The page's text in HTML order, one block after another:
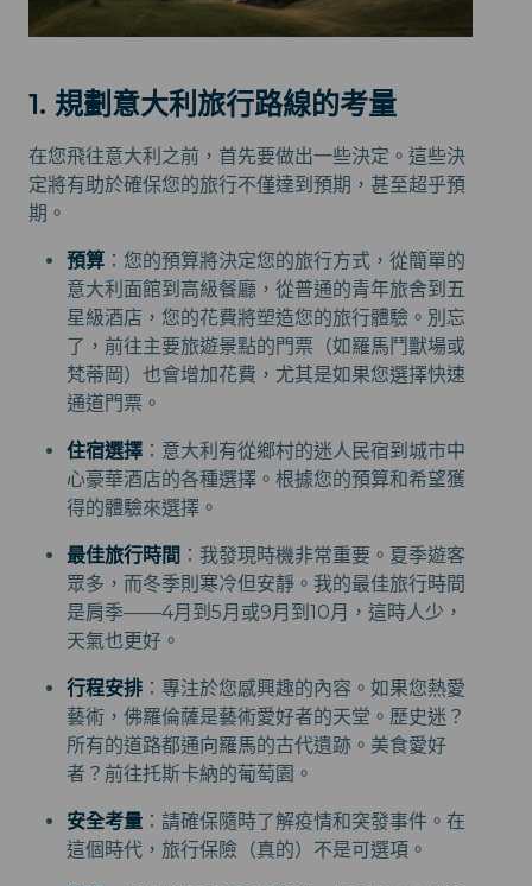
1. 規劃意大利旅行路線的考量
在您飛往意大利之前，首先要做出一些決定。這些決
定將有助於確保您的旅行不僅達到預期，甚至超乎預
期。
預算 ：您的預算將決定您的旅行方式，從簡單的
意大利面館到高級餐廳，從普通的青年旅舍到五
星級酒店，您的花費將塑造您的旅行體驗。別忘
了，前往主要旅遊景點的門票（如羅馬鬥獸場或
梵蒂岡）也會增加花費，尤其是如果您選擇快速
通道門票。
住宿選擇 ：意大利有從鄉村的迷人民宿到城市中
心豪華酒店的各種選擇。根據您的預算和希望獲
得的體驗來選擇。
最佳旅行時間 ：我發現時機非常重要。夏季遊客
眾多，而冬季則寒冷但安靜。我的最佳旅行時間
是肩季——4月到5月或9月到10月，這時人少，
天氣也更好。
行程安排 ：專注於您感興趣的內容。如果您熱愛
藝術，佛羅倫薩是藝術愛好者的天堂。歷史迷？
所有的道路都通向羅馬的古代遺跡。美食愛好
者？前往托斯卡納的葡萄園。
安全考量 ：請確保隨時了解疫情和突發事件。在
這個時代，旅行保險（真的）不是可選項。